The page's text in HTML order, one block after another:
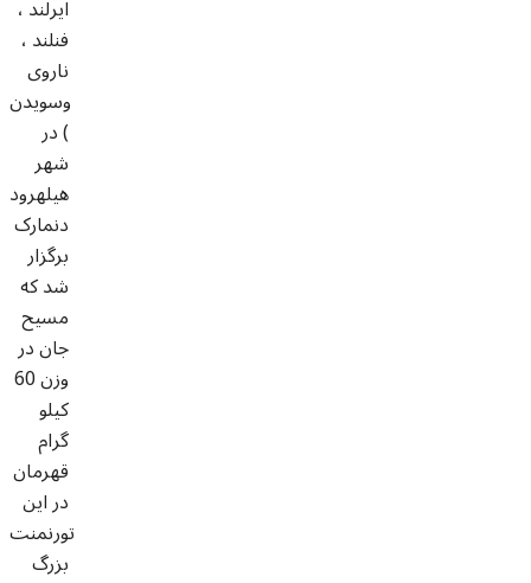
ایرلند ،
فنلند ،
ناروی
وسویدن
) در
شهر
هیلهرود
دنمارک
برگزار
شد که
مسیح
جان در
وزن 60
کیلو
گرام
قهرمان
در این
تورنمنت
بزرگ